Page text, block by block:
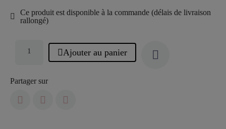
Ce produit est disponible à la commande (délais de livraison
rallongé)
Ajouter au panier
Partager sur